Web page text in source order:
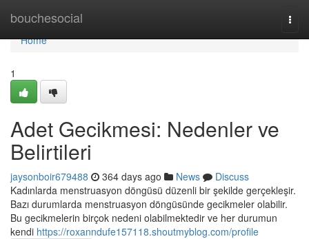
bouchesocial
Home
Home
1
Adet Gecikmesi: Nedenler ve
Belirtileri
jaysonboir679488 364 days ago News
Discuss
Kadınlarda menstruasyon döngüsü düzenli bir şekilde gerçekleşir.
Bazı durumlarda menstruasyon döngüsünde gecikmeler olabilir.
Bu gecikmelerin birçok nedeni olabilmektedir ve her durumun
kendi https://roxanndufe157118.shoutmyblog.com/profile